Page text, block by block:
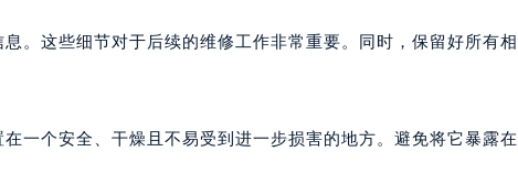
楼B座11层1104室（需提前预约）
字楼24层2406B室（需提前预约）
环球金融中心写字楼（芙蓉广场）10层13室（需提前预约）
。这些细节对于后续的维修工作非常重要。同时，保留好所有相
一个安全、干燥且不易受到进一步损害的地方。避免将它暴露在